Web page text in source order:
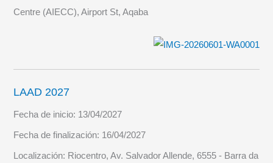
Centre (AIECC), Airport St, Aqaba
LAAD 2027
Fecha de inicio: 13/04/2027
Fecha de finalización: 16/04/2027
Localización: Riocentro, Av. Salvador Allende, 6555 - Barra da